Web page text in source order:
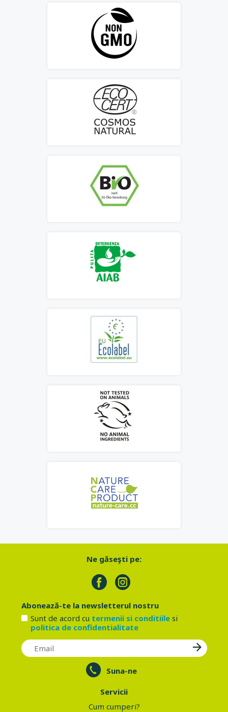
Ne găseşti pe:
Abonează-te la newsletterul nostru
Sunt de acord cu termenii si conditiilesi
politica de confidentialitate
Suna-ne
Servicii
Cum cumperi?